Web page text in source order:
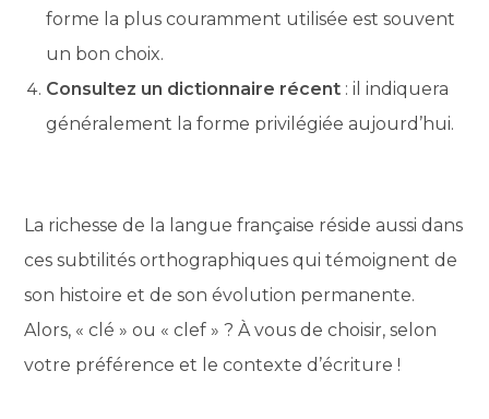
forme la plus couramment utilisée est souvent
un bon choix.
Consultez un dictionnaire récent : il indiquera
généralement la forme privilégiée aujourd’hui.
La richesse de la langue française réside aussi dans
ces subtilités orthographiques qui témoignent de
son histoire et de son évolution permanente.
Alors, « clé » ou « clef » ? À vous de choisir, selon
votre préférence et le contexte d’écriture !